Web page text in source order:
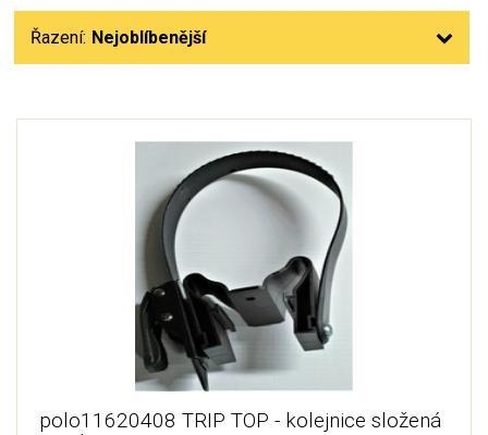
Řazení: Nejoblíbenější
polo11620408 TRIP TOP - kolejnice složená